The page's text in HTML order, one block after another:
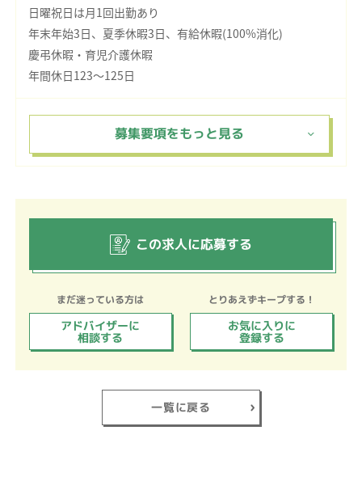
日曜祝日は月1回出勤あり
年末年始3日、夏季休暇3日、有給休暇(100%消化)
慶弔休暇・育児介護休暇
年間休日123～125日
この求人に応募する
まだ迷っている方は
アドバイザーに
相談する
とりあえずキープする！
お気に入りに
登録する
一覧に戻る